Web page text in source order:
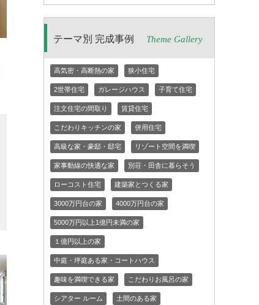
テーマ別 完成事例 Theme Gallery
高気密・高断熱の家 狭小住宅
2世帯住宅 ガレージハウス 子育て住宅
注文住宅の間取り 賃貸住宅
こだわりキッチンの家 併用住宅
高級な家・豪邸・邸宅 リゾート空間を満喫
家事動線の快適な家 別荘・田舎に暮らそう
ローコスト住宅 建築家とつくる家
3000万円台の家 4000万円台の家
5000万円以上1億円未満の家
１億円以上の家
中庭・坪庭ある家・コートハウス
趣味を満喫できる家 こだわりお風呂の家
シアター ルーム 土間のある家